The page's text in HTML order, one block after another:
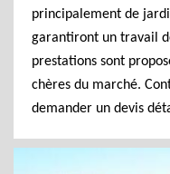
principalement de
garantiront un travail
prestations sont
chères du marché.
demander un devis